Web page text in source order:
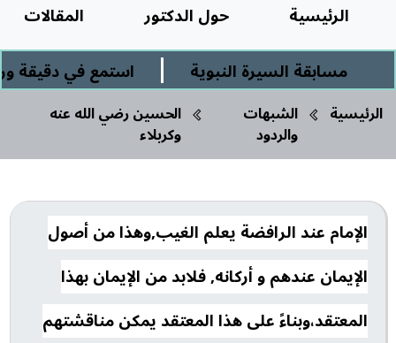
الرئيسية حول الدكتور
المقالات
مسابقة السيرة النبوية
| استمع في دقيقة
الرئيسية الشبهات
والردود
الحسين رضي الله عنه
وكربلاء
الإمام عند الرافضة يعلم الغيب,وهذا من أصول
الإيمان عندهم و أركانه, فلابد من الإيمان بهذا
المعتقد،وبناءً على هذا المعتقد يمكن مناقشتهم